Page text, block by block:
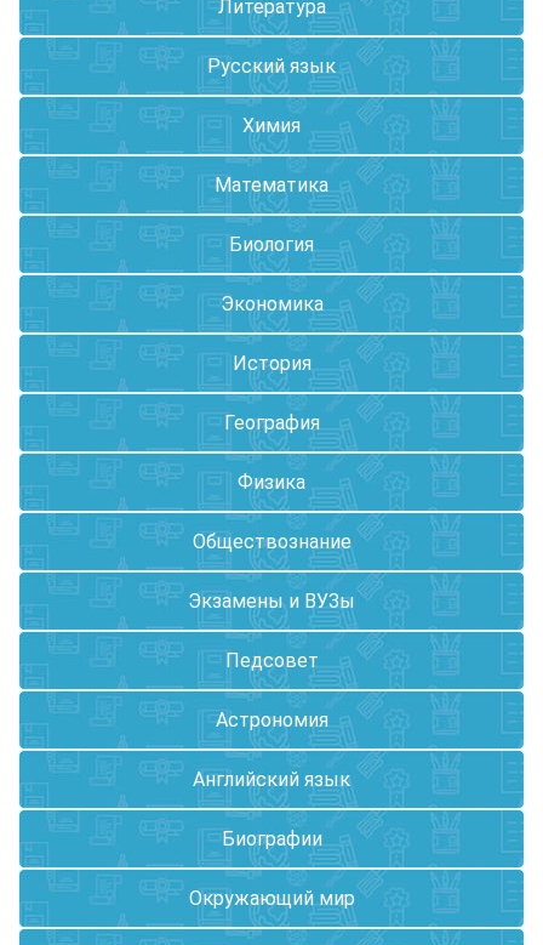
Литература
Русский язык
Химия
Математика
Биология
Экономика
История
География
Физика
Обществознание
Экзамены и ВУЗы
Педсовет
Астрономия
Английский язык
Биографии
Окружающий мир